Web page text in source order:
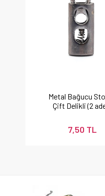
Metal Bağucu
Çift Delikli (2
7,50 TL